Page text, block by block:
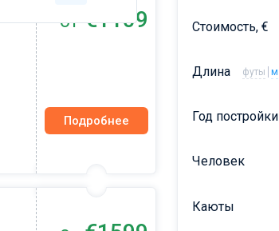
От €1109
Подробнее
Стоимость, €
Длина футы м
Год постройки
Человек
Каюты